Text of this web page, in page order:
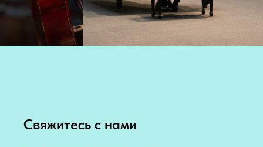
Свяжитесь с нами